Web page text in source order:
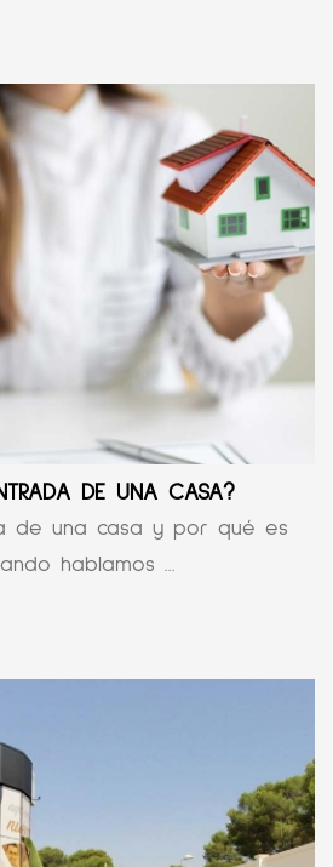
DE UNA CASA?
de una casa y por qué es
hablamos ...